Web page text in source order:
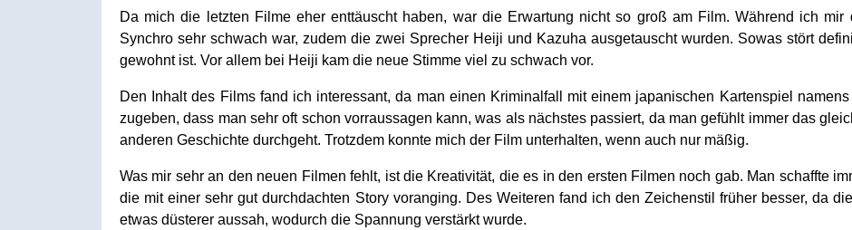
Da mich die letzten Filme eher enttäuscht haben, war die Erwartung nicht so groß am Film. Während ich
Synchro sehr schwach war, zudem die zwei Sprecher Heiji und Kazuha ausgetauscht wurden. Sowas stört
gewohnt ist. Vor allem bei Heiji kam die neue Stimme viel zu schwach vor.
Den Inhalt des Films fand ich interessant, da man einen Kriminalfall mit einem japanischen Kartenspiel
zugeben, dass man sehr oft schon vorraussagen kann, was als nächstes passiert, da man gefühlt immer das
anderen Geschichte durchgeht. Trotzdem konnte mich der Film unterhalten, wenn auch nur mäßig.
Was mir sehr an den neuen Filmen fehlt, ist die Kreativität, die es in den ersten Filmen noch gab. Man schaffte
die mit einer sehr gut durchdachten Story voranging. Des Weiteren fand ich den Zeichenstil früher besser, da
etwas düsterer aussah, wodurch die Spannung verstärkt wurde.